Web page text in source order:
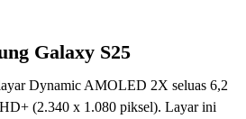
Galaxy S25
Dynamic AMOLED 2X seluas 6,2
(2.340 x 1.080 piksel). Layar ini